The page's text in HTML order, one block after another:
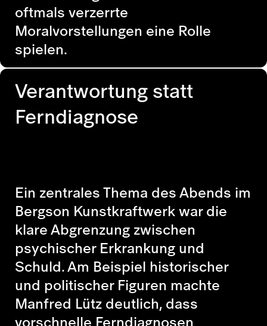
oftmals verzerrte
Moralvorstellungen eine Rolle
spielen.
Verantwortung statt
Ferndiagnose
Ein zentrales Thema des Abends im
Bergson Kunstkraftwerk war die
klare Abgrenzung zwischen
psychischer Erkrankung und
Schuld. Am Beispiel historischer
und politischer Figuren machte
Manfred Lütz deutlich, dass
vorschnelle Ferndiagnosen